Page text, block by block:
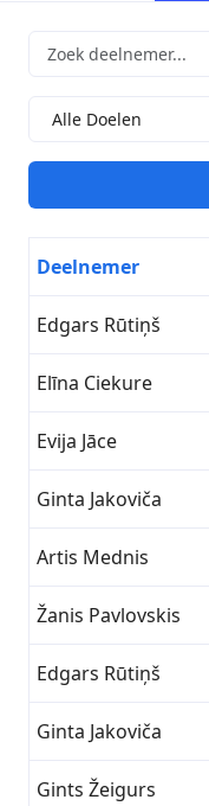
Deelnemer
Edgars Rūtiņš
Elīna Ciekure
Evija Jāce
Ginta Jakoviča
Artis Mednis
Žanis Pavlovskis
Edgars Rūtiņš
Ginta Jakoviča
Gints Žeigurs